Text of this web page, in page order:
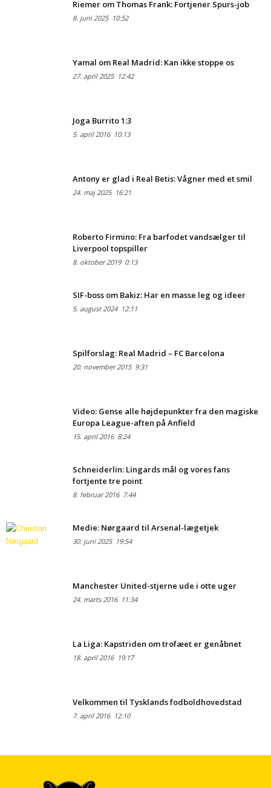
Riemer om Thomas Frank: Fortjener Spurs-job
8. juni 202510:52
Yamal om Real Madrid: Kan ikke stoppe os
27. april 202512:42
Joga Burrito 1:3
5. april 201610:13
Antony er glad i Real Betis: Vågner med et smil
24. maj 202516:21
Roberto Firmino: Fra barfodet vandsælger til
Liverpool topspiller
8. oktober 20190:13
SIF-boss om Bakiz: Har en masse leg og ideer
5. august 202412:11
Spilforslag: Real Madrid – FC Barcelona
20. november 20159:31
Video: Gense alle højdepunkter fra den magiske
Europa League-aften på Anfield
15. april 20168:24
Schneiderlin: Lingards mål og vores fans
fortjente tre point
8. februar 20167:44
Medie: Nørgaard til Arsenal-lægetjek
30. juni 202519:54
Manchester United-stjerne ude i otte uger
24. marts 201611:34
La Liga: Kapstriden om trofæet er genåbnet
18. april 201619:17
Velkommen til Tysklands fodboldhovedstad
7. april 201612:10